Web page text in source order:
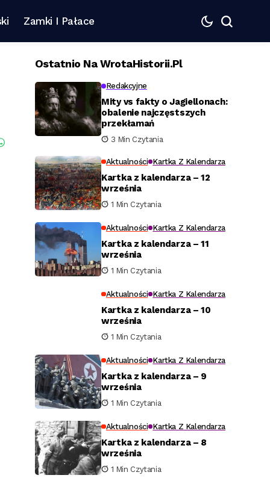
Zamki I Pałace
Ostatnio Na WrotaHistorii.pl
Redakcyjne
Mity vs fakty o Jagiellonach:
obalenie najczęstszych
przekłamań
3 Min Czytania
Aktualności Kartka Z Kalendarza
Kartka z kalendarza – 12
września
1 Min Czytania
Aktualności Kartka Z Kalendarza
Kartka z kalendarza – 11
września
1 Min Czytania
Aktualności Kartka Z Kalendarza
Kartka z kalendarza – 10
września
1 Min Czytania
Aktualności Kartka Z Kalendarza
Kartka z kalendarza – 9
września
1 Min Czytania
Aktualności Kartka Z Kalendarza
Kartka z kalendarza – 8
września
1 Min Czytania